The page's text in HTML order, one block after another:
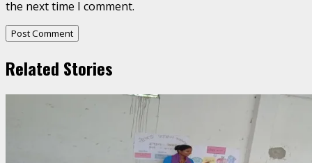
the next time I comment.
Related Stories